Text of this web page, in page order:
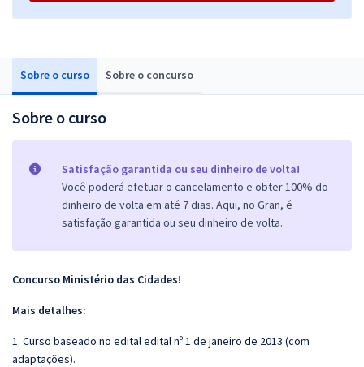
Sobre o curso Sobre o concurso
Sobre o curso
Satisfação garantida ou seu dinheiro de volta!
Você poderá efetuar o cancelamento e obter 100% do
dinheiro de volta em até 7 dias. Aqui, no Gran, é
satisfação garantida ou seu dinheiro de volta.
Concurso Ministério das Cidades!
Mais detalhes:
1. Curso baseado no edital edital nº 1 de janeiro de 2013 (com
adaptações).